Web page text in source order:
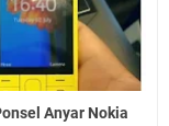
Anyar Nokia